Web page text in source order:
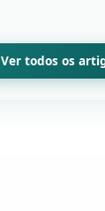
Ver todos os